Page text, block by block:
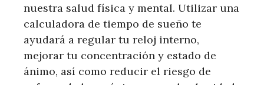
nuestra salud física y mental. Utilizar una
calculadora de tiempo de sueño te
ayudará a regular tu reloj interno,
mejorar tu concentración y estado de
ánimo, así como reducir el riesgo de